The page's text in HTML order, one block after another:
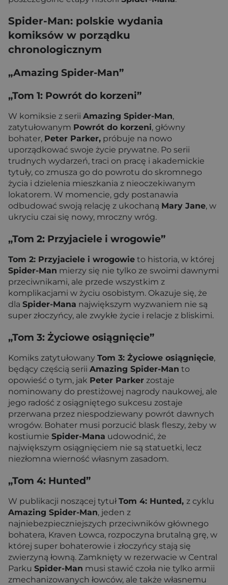
Spider-Man: polskie wydania
komiksów w porządku
chronologicznym
„Amazing Spider-Man”
„Tom 1: Powrót do korzeni”
W komiksie z serii Amazing Spider-Man,
zatytułowanym Powrót do korzeni, główny
bohater, Peter Parker, próbuje na nowo
uporządkować swoje życie prywatne. Po serii
trudnych wydarzeń, traci on pracę i akademickie
tytuły, co zmusza go do powrotu do skromnego
życia i dzielenia mieszkania z nieoczekiwanym
lokatorem. W momencie, gdy postanawia
odbudować swoją relację z ukochaną Mary Jane, w
ukryciu czai się nowy, mroczny wróg.
„Tom 2: Przyjaciele i wrogowie”
Tom 2: Przyjaciele i wrogowie to historia, w której
Spider-Man mierzy się nie tylko ze swoimi dawnymi
przeciwnikami, ale przede wszystkim z
komplikacjami w życiu osobistym. Okazuje się, że
dla Spider-Mana największym wyzwaniem nie są
super złoczyńcy, ale zwykłe życie i relacje z bliskimi.
„Tom 3: Życiowe osiągnięcie”
Komiks zatytułowany Tom 3: Życiowe osiągnięcie,
będący częścią serii Amazing Spider-Man to
opowieść o tym, jak Peter Parker zostaje
nominowany do prestiżowej nagrody naukowej, ale
jego radość z osiągniętego sukcesu zostaje
przerwana przez niespodziewany powrót dawnych
wrogów. Bohater musi porzucić blask fleszy, żeby w
kostiumie Spider-Mana udowodnić, że
największym osiągnięciem nie są statuetki, lecz
niezłomna wierność własnym zasadom.
„Tom 4: Hunted”
W publikacji noszącej tytuł Tom 4: Hunted, z cyklu
Amazing Spider-Man, jeden z
najniebezpieczniejszych przeciwników głównego
bohatera, Kraven Łowca, rozpoczyna brutalną grę, w
której super bohaterowie i złoczyńcy stają się
zwierzyną łowną. Zamknięty w rezerwacie w Central
Parku Spider-Man musi stawić czoła nie tylko armii
zmechanizowanych łowców, ale także własnemu